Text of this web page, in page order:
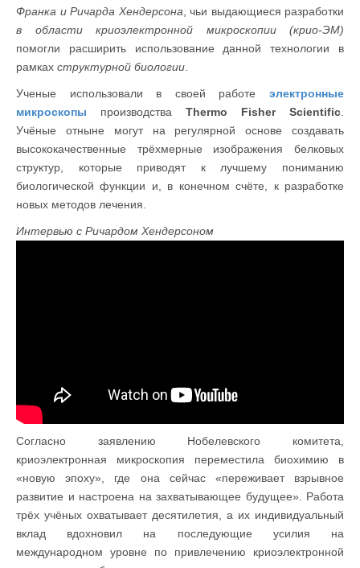
Франка и Ричарда Хендерсона , чьи выдающиеся разработки
в области криоэлектронной микроскопии (крио-ЭМ)
помогли расширить использование данной технологии в
рамках структурной биологии
Ученые использовали в своей работе электронные
микроскопы производства Thermo Fisher Scientific
Учёные отныне могут на регулярной основе создавать
высококачественные трёхмерные изображения белковых
структур, которые приводят к лучшему пониманию
биологической функции и, в конечном счёте, к разработке
новых методов лечения.
Интервью с Ричардом Хендерсоном
Согласно заявлению Нобелевского комитета,
криоэлектронная микроскопия переместила биохимию в
«новую эпоху», где она сейчас «переживает взрывное
развитие и настроена на захватывающее будущее». Работа
трёх учёных охватывает десятилетия, а их индивидуальный
вклад вдохновил на последующие усилия на
международном уровне по привлечению криоэлектронной